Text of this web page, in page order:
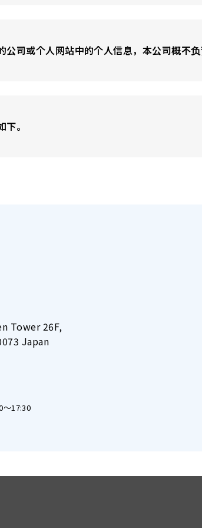
公司或个人网站中的个人信息，本公司概不
。
Tower 26F,
Japan
～17:30